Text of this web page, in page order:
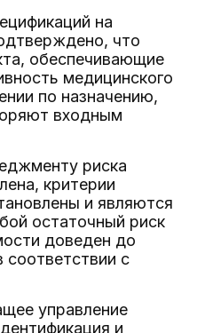
на
что
обеспечивающие
медицинского
по назначению,
входным
риска
критерии
и являются
остаточный риск
доведен до
соответствии с
управление
и